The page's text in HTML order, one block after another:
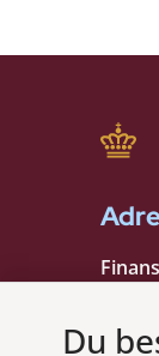
1401
Du